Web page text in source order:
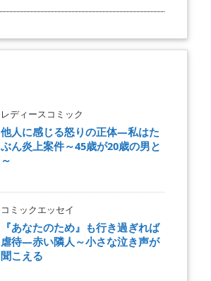
レディースコミック
他人に感じる怒りの正体―私はた
ぶん炎上案件～45歳が20歳の男と
～
コミックエッセイ
『あなたのため』も行き過ぎれば
虐待―赤い隣人～小さな泣き声が
聞こえる